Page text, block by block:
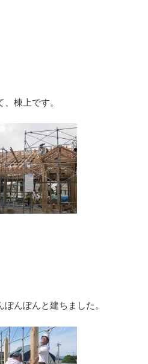
、棟上です。
ぽんぽんと建ちました。